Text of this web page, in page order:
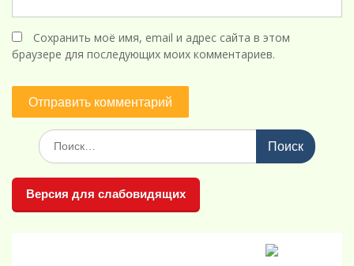
Сохранить моё имя, email и адрес сайта в этом
браузере для последующих моих комментариев.
Поиск
по:
Версия для слабовидящих